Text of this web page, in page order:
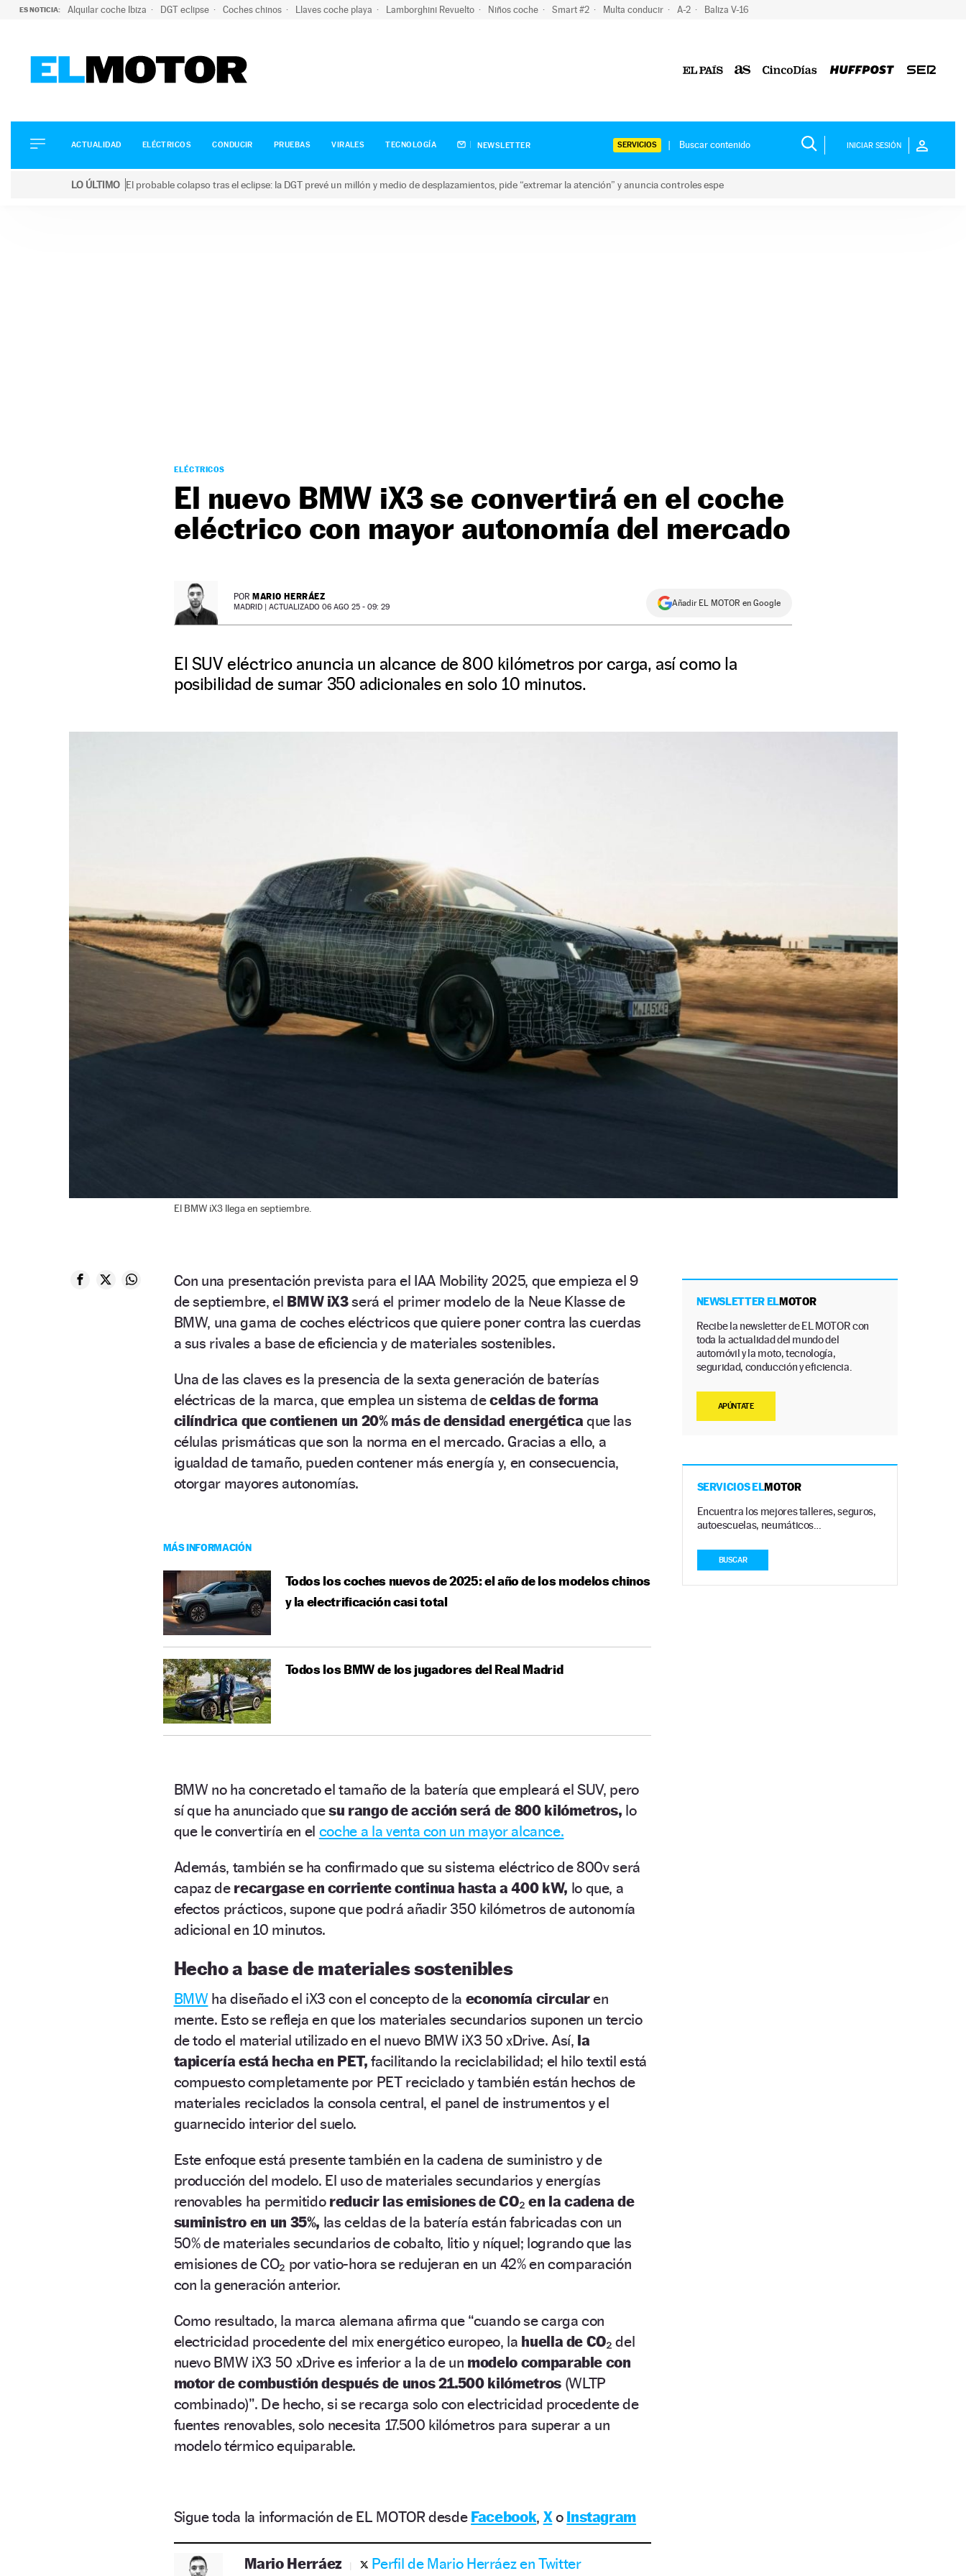
ES NOTICIA: Alquilar coche Ibiza DGT eclipse Coches chinos Llaves coche playa Lamborghini Revuelto Niños coche Smart #2 Multa conducir A-2 Baliza V-16
ELÉCTRICOS
CONDUCIR
ACTUALIDAD ELÉCTRICOS CONDUCIR PRUEBAS VIRALES TECNOLOGÍA NEWSLETTER SERVICIOS INICIAR SESIÓN
LO ÚLTIMO El probable colapso tras el eclipse: la DGT prevé un millón y medio de desplazamientos, pide “extremar la atención” y anuncia controles espe
ELÉCTRICOS
El nuevo BMW iX3 se convertirá en el coche
eléctrico con mayor autonomía del mercado
POR MARIO HERRÁEZ
MADRID | ACTUALIZADO 06 AGO 25 - 09: 29 Añadir EL MOTOR en Google
El SUV eléctrico anuncia un alcance de 800 kilómetros por carga, así como la
posibilidad de sumar 350 adicionales en solo 10 minutos.
El BMW iX3 llega en septiembre.
Con una presentación prevista para el IAA Mobility 2025, que empieza el 9
de septiembre, el BMW iX3será el primer modelo de la Neue Klasse de
BMW, una gama de coches eléctricos que quiere poner contra las cuerdas
a sus rivales a base de eficiencia y de materiales sostenibles.
Una de las claves es la presencia de la sexta generación de baterías
eléctricas de la marca, que emplea un sistema deceldas de forma
cilíndrica que contienen un 20% más de densidad energética que las
células prismáticas que son la norma en el mercado. Gracias a ello, a
igualdad de tamaño, pueden contener más energía y, en consecuencia,
otorgar mayores autonomías.
MÁS INFORMACIÓN
Todos los coches nuevos de 2025: el año de los modelos chinos
y la electrificación casi total
Todos los BMW de los jugadores del Real Madrid
BMW no ha concretado el tamaño de la batería que empleará el SUV, pero
sí que ha anunciado quesu rango de acción será de 800 kilómetros, lo
que le convertiría en el coche a la venta con un mayor alcance.
Además, también se ha confirmado que su sistema eléctrico de 800v será
capaz de recargase en corriente continua hasta a 400 kW, lo que, a
efectos prácticos, supone que podrá añadir 350 kilómetros de autonomía
adicional en 10 minutos.
Hecho a base de materiales sostenibles
BMWha diseñado el iX3 con el concepto de la economía circularen
mente. Esto se refleja en que los materiales secundarios suponen un tercio
de todo el material utilizado en el nuevo BMW iX3 50 xDrive. Así, la
tapicería está hecha en PET,facilitando la reciclabilidad; el hilo textil está
compuesto completamente por PET reciclado y también están hechos de
materiales reciclados la consola central, el panel de instrumentos y el
guarnecido interior del suelo.
Este enfoque está presente también en la cadena de suministro y de
producción del modelo. El uso de materiales secundarios y energías
renovables ha permitido reducir las emisiones de CO₂ en la cadena de
suministro en un 35%, las celdas de la batería están fabricadas con un
50% de materiales secundarios de cobalto, litio y níquel; logrando que las
emisiones de CO₂ por vatio-hora se redujeran en un 42% en comparación
con la generación anterior.
Como resultado, la marca alemana afirma que “cuando se carga con
electricidad procedente del mix energético europeo, la huella de CO₂ del
nuevo BMW iX3 50 xDrive es inferior a la de un modelo comparable con
motor de combustión después de unos 21.500 kilómetros (WLTP
combinado)”. De hecho, si se recarga solo con electricidad procedente de
fuentes renovables, solo necesita 17.500 kilómetros para superar a un
modelo térmico equiparable.
Sigue toda la información de EL MOTOR desde Facebook, Xo Instagram
Mario Herráez Perfil de Mario Herráez en Twitter
NEWSLETTER ELMOTOR
Recibe la newsletter de EL MOTOR con
toda la actualidad del mundo del
automóvil y la moto, tecnología,
seguridad, conducción y eficiencia.
APÚNTATE
SERVICIOS ELMOTOR
Encuentra los mejores talleres, seguros,
autoescuelas, neumáticos…
BUSCAR